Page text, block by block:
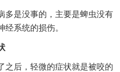
多是没事的，主要是蜱虫没有
系统的损伤。
之后，轻微的症状就是被咬的